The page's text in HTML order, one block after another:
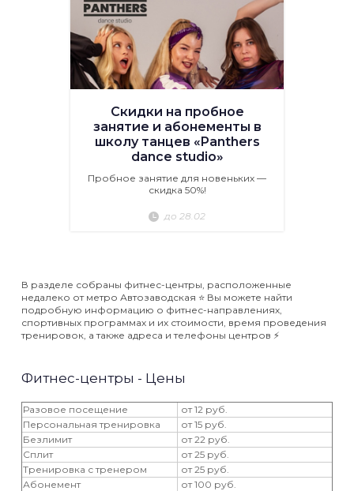
Скидки на пробное
занятие и абонементы в
школу танцев «Panthers
dance studio»
Пробное занятие для новеньких —
скидка 50%!
до 28.02
В разделе собраны фитнес-центры, расположенные
недалеко от метро Автозаводская ⭐️ Вы можете найти
подробную информацию о фитнес-направлениях,
спортивных программах и их стоимости, время проведения
тренировок, а также адреса и телефоны центров ⚡️
Фитнес-центры - Цены
Разовое посещение
от 12 руб.
Персональная тренировка
от 15 руб.
Безлимит
от 22 руб.
Сплит
от 25 руб.
Тренировка с тренером
от 25 руб.
Абонемент
от 100 руб.